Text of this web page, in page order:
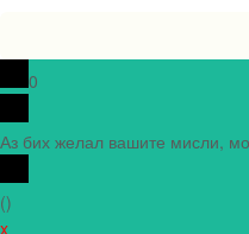
0
Аз бих желал вашите мисли,
()
x